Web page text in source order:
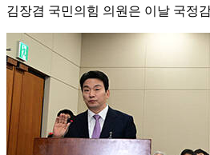
김장겸 국민의힘 의원은 이날 국정